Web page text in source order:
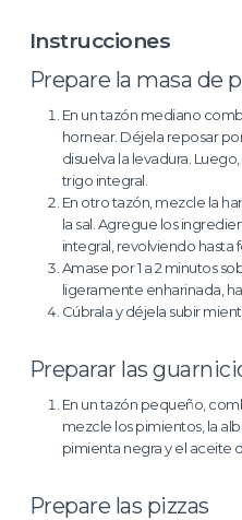
Instrucciones
Prepare la masa de
En un tazón mediano
hornear. Déjela reposar
disuelva la levadura.
trigo integral.
En otro tazón, mezcle la
la sal. Agregue los
integral, revolviendo hasta
Amase por 1 a 2 minutos
ligeramente enharinada,
Cúbrala y déjela subir
Preparar las
En un tazón pequeño,
mezcle los pimientos, la
pimienta negra y el aceite
Prepare las pizzas